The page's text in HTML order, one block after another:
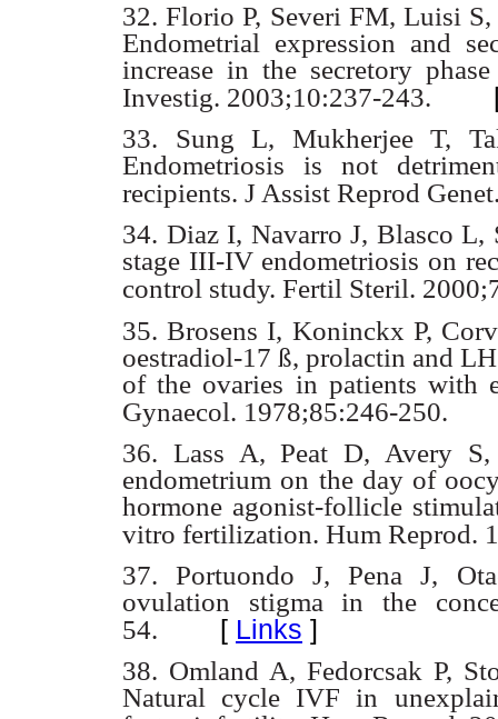
32. Florio P, Severi FM, Luisi
Endometrial expression and
increase in the secretory
Investig. 2003;10:237-243.
33. Sung L, Mukherjee T,
Endometriosis is not
recipients. J Assist Reprod
34. Diaz I, Navarro J, Blasco
stage III-IV endometriosis on
control study. Fertil Steril.
35. Brosens I, Koninckx P,
oestradiol-17 ß, prolactin and
of the ovaries in patients with
Gynaecol. 1978;85:246-250.
36. Lass A, Peat D, Avery
endometrium on the day of
hormone agonist-follicle
vitro fertilization. Hum Reprod.
37. Portuondo J, Pena J,
ovulation stigma in the
54. [ Links ]
38. Omland A, Fedorcsak P,
Natural cycle IVF in